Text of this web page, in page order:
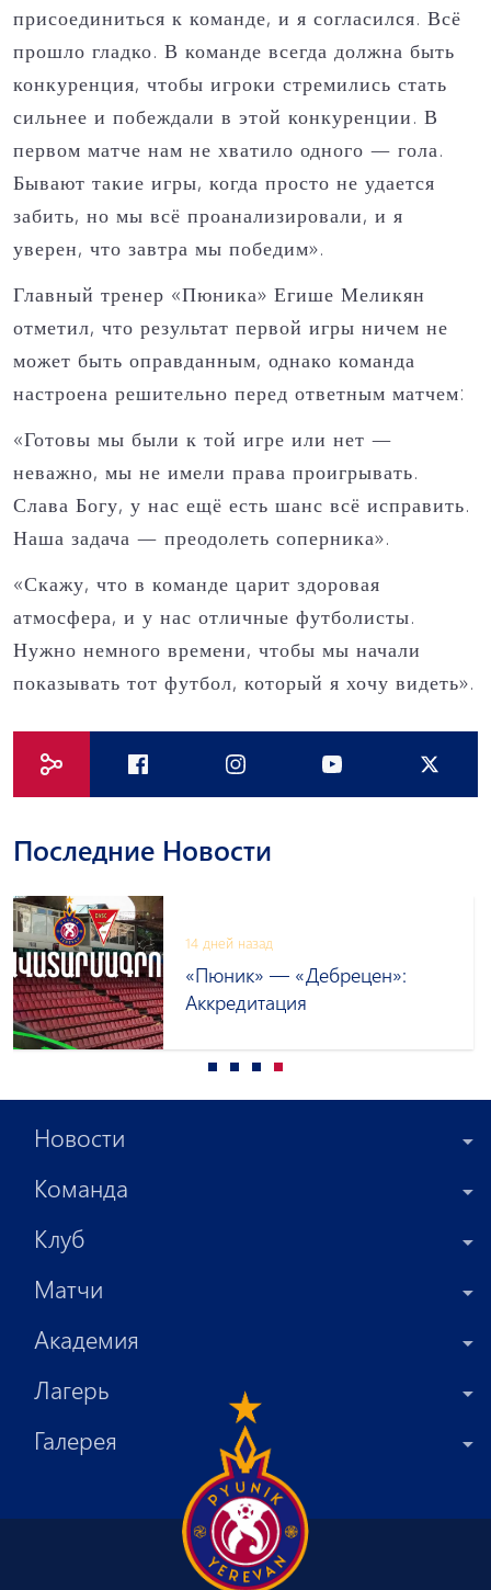
присоединиться к команде, и я согласился. Всё
прошло гладко. В команде всегда должна быть
конкуренция, чтобы игроки стремились стать
сильнее и побеждали в этой конкуренции. В
первом матче нам не хватило одного — гола.
Бывают такие игры, когда просто не удается
забить, но мы всё проанализировали, и я
уверен, что завтра мы победим».
Главный тренер «Пюника» Егише Меликян
отметил, что результат первой игры ничем не
может быть оправданным, однако команда
настроена решительно перед ответным матчем:
«Готовы мы были к той игре или нет —
неважно, мы не имели права проигрывать.
Слава Богу, у нас ещё есть шанс всё исправить.
Наша задача — преодолеть соперника».
«Скажу, что в команде царит здоровая
атмосфера, и у нас отличные футболисты.
Нужно немного времени, чтобы мы начали
показывать тот футбол, который я хочу видеть».
Последние Новости
14 дней назад
«Пюник» — «Дебрецен»:
Аккредитация
Новости
Команда
Клуб
Матчи
Академия
Лагерь
Галерея